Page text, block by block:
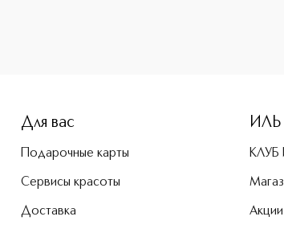
Для вас
Подарочные карты
Сервисы красоты
Доставка
ИЛЬ
КЛУБ
Акции